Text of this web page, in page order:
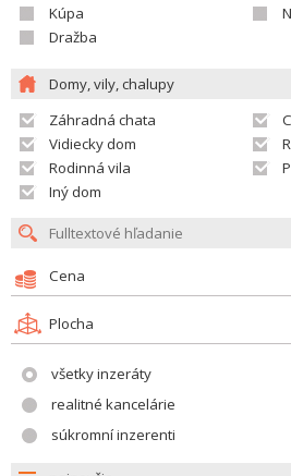
Kúpa
Dražba
Domy, vily, chalupy
Záhradná chata
Vidiecky dom
Rodinná vila
Iný dom
Cena
Plocha
všetky inzeráty
realitné kancelárie
súkromní inzerenti